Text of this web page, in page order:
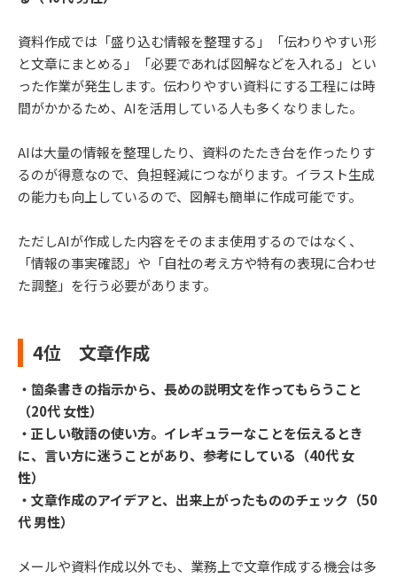
資料作成では「盛り込む情報を整理する」「伝わりやすい形
と文章にまとめる」「必要であれば図解などを入れる」とい
った作業が発生します。伝わりやすい資料にする工程には時
間がかかるため、AIを活用している人も多くなりました。
AIは大量の情報を整理したり、資料のたたき台を作ったりす
るのが得意なので、負担軽減につながります。イラスト生成
の能力も向上しているので、図解も簡単に作成可能です。
ただしAIが作成した内容をそのまま使用するのではなく、
「情報の事実確認」や「自社の考え方や特有の表現に合わせ
た調整」を行う必要があります。
4位 文章作成
・箇条書きの指示から、長めの説明文を作ってもらうこと
（20代 女性）
・正しい敬語の使い方。イレギュラーなことを伝えるとき
に、言い方に迷うことがあり、参考にしている（40代 女
性）
・文章作成のアイデアと、出来上がったもののチェック（50
代 男性）
メールや資料作成以外でも、業務上で文章作成する機会は多